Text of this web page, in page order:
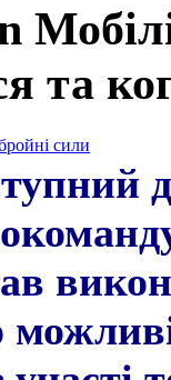
та
сили